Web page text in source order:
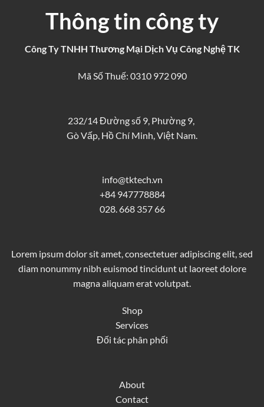
Thông tin công ty
Công Ty TNHH Thương Mại Dịch Vụ Công Nghệ TK
Mã Số Thuế: 0310 972 090
232/14 Đường số 9, Phường 9,
Gò Vấp, Hồ Chí Minh, Việt Nam.
info@tktech.vn
+84 947778884
028. 668 357 66
Lorem ipsum dolor sit amet, consectetuer adipiscing elit, sed
diam nonummy nibh euismod tincidunt ut laoreet dolore
magna aliquam erat volutpat.
Shop
Services
Đối tác phân phối
About
Contact